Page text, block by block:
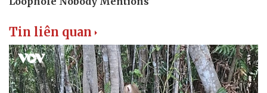
Tin liên quan